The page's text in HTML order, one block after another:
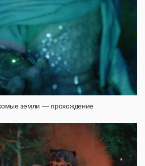
земли — прохождение